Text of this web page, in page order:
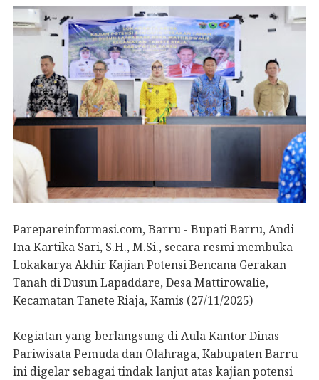
Parepareinformasi.com, Barru - Bupati Barru, Andi
Ina Kartika Sari, S.H., M.Si., secara resmi membuka
Lokakarya Akhir Kajian Potensi Bencana Gerakan
Tanah di Dusun Lapaddare, Desa Mattirowalie,
Kecamatan Tanete Riaja, Kamis (27/11/2025)
Kegiatan yang berlangsung di Aula Kantor Dinas
Pariwisata Pemuda dan Olahraga, Kabupaten Barru
ini digelar sebagai tindak lanjut atas kajian potensi